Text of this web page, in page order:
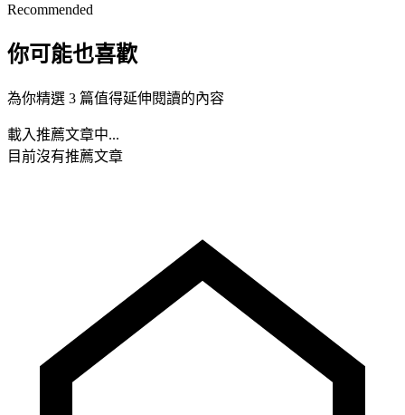
Recommended
你可能也喜歡
為你精選 3 篇值得延伸閱讀的內容
載入推薦文章中...
目前沒有推薦文章